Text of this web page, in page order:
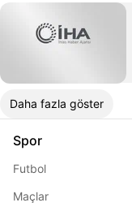
Daha fazla göster
Spor
Futbol
Maçlar